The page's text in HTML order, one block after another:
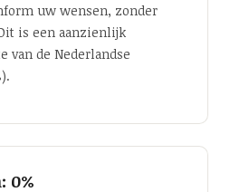
uw wensen, zonder
is een aanzienlijk
van de Nederlandse
0%